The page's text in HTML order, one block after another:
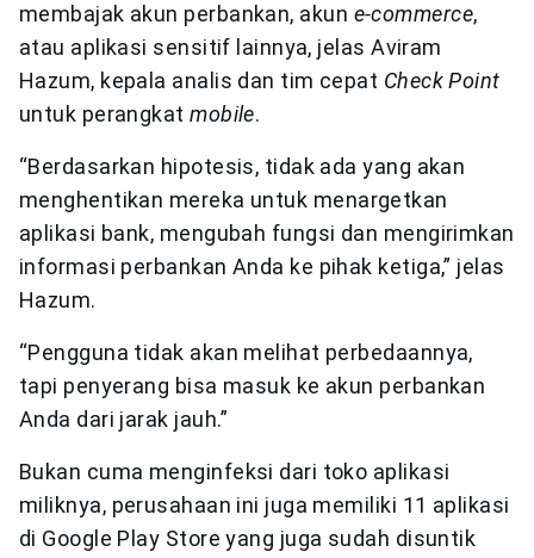
membajak akun perbankan, akun e-commerce,
atau aplikasi sensitif lainnya, jelas Aviram
Hazum, kepala analis dan tim cepat Check Point
untuk perangkatmobile.
“Berdasarkan hipotesis, tidak ada yang akan
menghentikan mereka untuk menargetkan
aplikasi bank, mengubah fungsi dan mengirimkan
informasi perbankan Anda ke pihak ketiga,” jelas
Hazum.
“Pengguna tidak akan melihat perbedaannya,
tapi penyerang bisa masuk ke akun perbankan
Anda dari jarak jauh.”
Bukan cuma menginfeksi dari toko aplikasi
miliknya, perusahaan ini juga memiliki 11 aplikasi
di Google Play Store yang juga sudah disuntik